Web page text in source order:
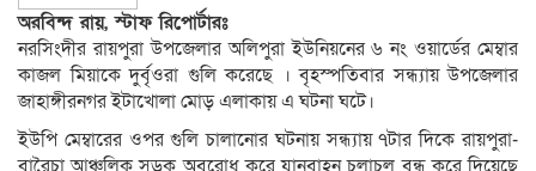
অরবিন্দ রায়, স্টাফ রিপোর্টারঃ
নরসিংদীর রায়পুরা উপজেলার অলিপুরা ইউনিয়নের ৬ নং ওয়ার্ডের মেম্বার
কাজল মিয়াকে দুর্বৃওরা গুলি করেছে । বৃহস্পতিবার সন্ধ্যায় উপজেলার
জাহাঙ্গীরনগর ইটাখোলা মোড় এলাকায় এ ঘটনা ঘটে।
ইউপি মেম্বারের ওপর গুলি চালানোর ঘটনায় সন্ধ্যায় ৭টার দিকে রায়পুরা-